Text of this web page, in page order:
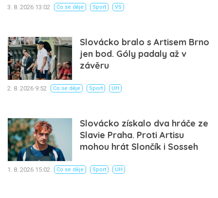
3. 8. 2026 13:02 Co se děje Sport VS
Slovácko bralo s Artisem Brno
jen bod. Góly padaly až v
závěru
2. 8. 2026 9:52 Co se děje Sport UH
Slovácko získalo dva hráče ze
Slavie Praha. Proti Artisu
mohou hrát Slončík i Sosseh
1. 8. 2026 15:02 Co se děje Sport UH